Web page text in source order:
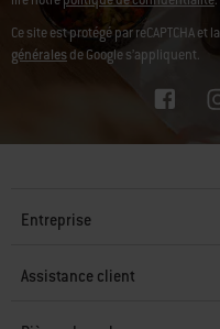
Ce site est protégé par reCAPTCHA et la
généralesde Google s’appliquent.
Entreprise
Assistance client